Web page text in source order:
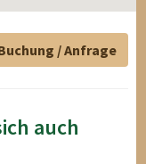
/ Anfrage
auch